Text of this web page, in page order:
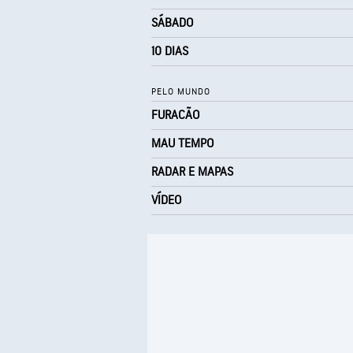
SÁBADO
10 DIAS
PELO MUNDO
FURACÃO
MAU TEMPO
RADAR E MAPAS
VÍDEO